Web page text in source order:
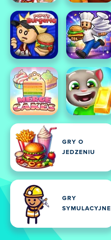
GRY O
JEDZENIU
GRY
SYMULACYJNE